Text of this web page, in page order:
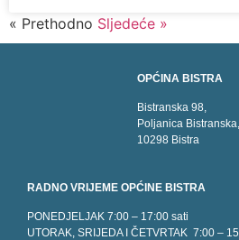
« Prethodno Sljedeće »
OPĆINA BISTRA
Bistranska 98,
Poljanica Bistranska,
10298 Bistra
RADNO VRIJEME OPĆINE BISTRA
PONEDJELJAK 7:00 – 17:00 sati
UTORAK, SRIJEDA I ČETVRTAK 7:00 –